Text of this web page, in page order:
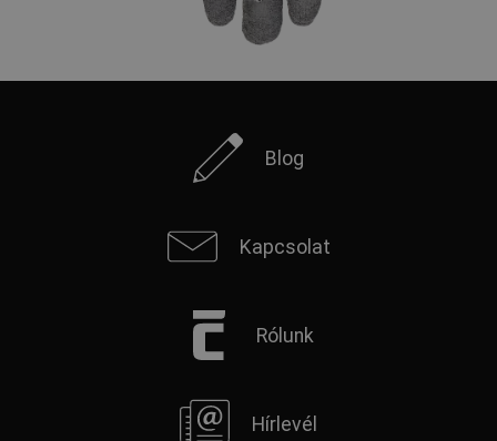
Blog
Kapcsolat
Rólunk
Hírlevél